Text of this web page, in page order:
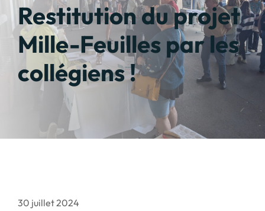
Restitution du projet
Mille-Feuilles par les
collégiens !
30 juillet 2024